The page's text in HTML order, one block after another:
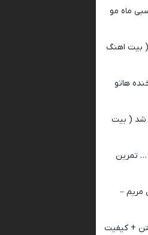
ماه مو
( بیت اهنگ
هاتو
شد ( بیت
تمرین
مریم –
+ کیفیت